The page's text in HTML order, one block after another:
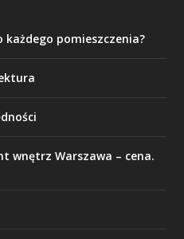
każdego pomieszczenia?
wnętrz Warszawa – cena.